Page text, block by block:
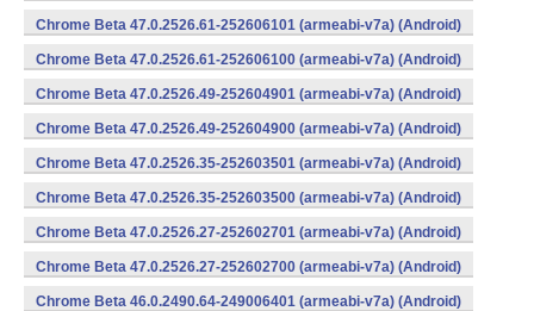
Chrome Beta 47.0.2526.61-252606101 (armeabi-v7a) (Android)
Chrome Beta 47.0.2526.61-252606100 (armeabi-v7a) (Android)
Chrome Beta 47.0.2526.49-252604901 (armeabi-v7a) (Android)
Chrome Beta 47.0.2526.49-252604900 (armeabi-v7a) (Android)
Chrome Beta 47.0.2526.35-252603501 (armeabi-v7a) (Android)
Chrome Beta 47.0.2526.35-252603500 (armeabi-v7a) (Android)
Chrome Beta 47.0.2526.27-252602701 (armeabi-v7a) (Android)
Chrome Beta 47.0.2526.27-252602700 (armeabi-v7a) (Android)
Chrome Beta 46.0.2490.64-249006401 (armeabi-v7a) (Android)